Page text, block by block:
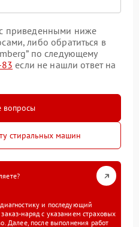
приведенными ниже
либо обратиться в
по следующему
если не нашли ответ на
стиральных машин
и последующий
наряд с указанием страховых
Далее, после выполнения работ